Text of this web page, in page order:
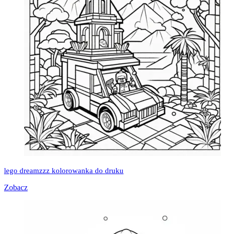
lego dreamzzz kolorowanka do druku
Zobacz